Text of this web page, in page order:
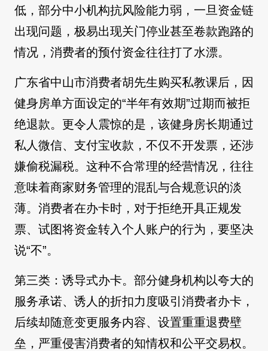
低，部分中小机构抗风险能力弱，一旦资金链
出现问题，极易出现关门停业甚至卷款跑路的
情况，消费者的预付资金往往打了水漂。
广东省中山市消费者胡先生购买私教课后，因
健身房单方面设定的“半年有效期”过期而被拒
绝退款。更令人震惊的是，该健身房长期通过
私人微信、支付宝收款，不仅不开发票，还涉
嫌偷税漏税。这种不合常理的经营情况，往往
意味着商家财务管理的混乱与合规意识的淡
薄。消费者在办卡时，对于拒绝开具正规发
票、试图将资金转入个人账户的行为，要坚决
说“不”。
第三类：诱导式办卡。部分健身机构以夸大的
服务承诺、诱人的折扣力度吸引消费者办卡，
后续却随意变更服务内容、设置重重退费壁
垒，严重侵害消费者的知情权和公平交易权。